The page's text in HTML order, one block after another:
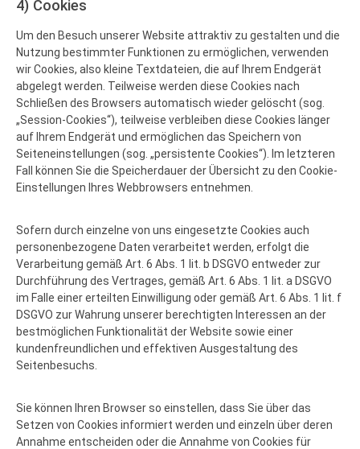
4) Cookies
Um den Besuch unserer Website attraktiv zu gestalten und die
Nutzung bestimmter Funktionen zu ermöglichen, verwenden
wir Cookies, also kleine Textdateien, die auf Ihrem Endgerät
abgelegt werden. Teilweise werden diese Cookies nach
Schließen des Browsers automatisch wieder gelöscht (sog.
„Session-Cookies“), teilweise verbleiben diese Cookies länger
auf Ihrem Endgerät und ermöglichen das Speichern von
Seiteneinstellungen (sog. „persistente Cookies“). Im letzteren
Fall können Sie die Speicherdauer der Übersicht zu den Cookie-
Einstellungen Ihres Webbrowsers entnehmen.
Sofern durch einzelne von uns eingesetzte Cookies auch
personenbezogene Daten verarbeitet werden, erfolgt die
Verarbeitung gemäß Art. 6 Abs. 1 lit. b DSGVO entweder zur
Durchführung des Vertrages, gemäß Art. 6 Abs. 1 lit. a DSGVO
im Falle einer erteilten Einwilligung oder gemäß Art. 6 Abs. 1 lit. f
DSGVO zur Wahrung unserer berechtigten Interessen an der
bestmöglichen Funktionalität der Website sowie einer
kundenfreundlichen und effektiven Ausgestaltung des
Seitenbesuchs.
Sie können Ihren Browser so einstellen, dass Sie über das
Setzen von Cookies informiert werden und einzeln über deren
Annahme entscheiden oder die Annahme von Cookies für